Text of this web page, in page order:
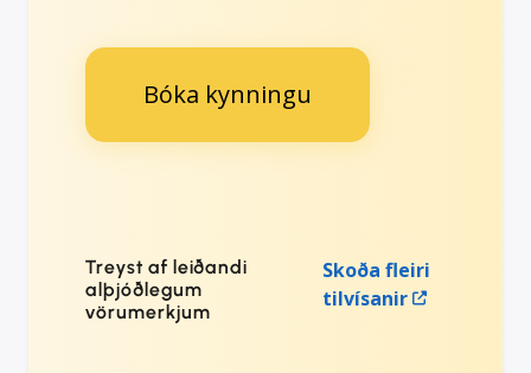
Bóka kynningu
Treyst af leiðandi
alþjóðlegum
vörumerkjum
Skoða fleiri
tilvísanir